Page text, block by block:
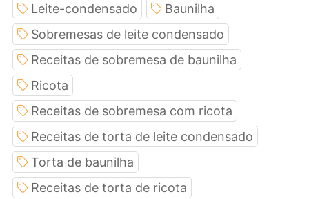
Leite-condensado
Baunilha
Sobremesas de leite condensado
Receitas de sobremesa de baunilha
Ricota
Receitas de sobremesa com ricota
Receitas de torta de leite condensado
Torta de baunilha
Receitas de torta de ricota